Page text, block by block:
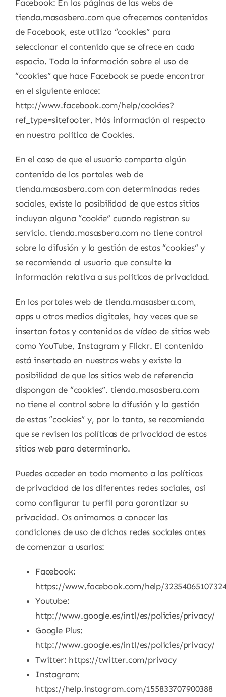
Facebook: En las páginas de las webs de
tienda.masasbera.com que ofrecemos contenidos
de Facebook, este utiliza “cookies” para
seleccionar el contenido que se ofrece en cada
espacio. Toda la información sobre el uso de
“cookies” que hace Facebook se puede encontrar
en el siguiente enlace:
http://www.facebook.com/help/cookies?
ref_type=sitefooter. Más información al respecto
en nuestra política de Cookies.
En el caso de que el usuario comparta algún
contenido de los portales web de
tienda.masasbera.com con determinadas redes
sociales, existe la posibilidad de que estos sitios
incluyan alguna “cookie” cuando registran su
servicio. tienda.masasbera.com no tiene control
sobre la difusión y la gestión de estas “cookies” y
se recomienda al usuario que consulte la
información relativa a sus políticas de privacidad.
En los portales web de tienda.masasbera.com,
apps u otros medios digitales, hay veces que se
insertan fotos y contenidos de vídeo de sitios web
como YouTube, Instagram y Flickr. El contenido
está insertado en nuestros webs y existe la
posibilidad de que los sitios web de referencia
dispongan de “cookies”. tienda.masasbera.com
no tiene el control sobre la difusión y la gestión
de estas “cookies” y, por lo tanto, se recomienda
que se revisen las políticas de privacidad de estos
sitios web para determinarlo.
Puedes acceder en todo momento a las políticas
de privacidad de las diferentes redes sociales, así
como configurar tu perfil para garantizar su
privacidad. Os animamos a conocer las
condiciones de uso de dichas redes sociales antes
de comenzar a usarlas:
Facebook:
https://www.facebook.com/help/
Youtube:
http://www.google.es/intl/es/policies/privacy/
Google Plus:
http://www.google.es/intl/es/policies/privacy/
Twitter: https://twitter.com/privacy
Instagram:
https://help.instagram.com/155833707900388